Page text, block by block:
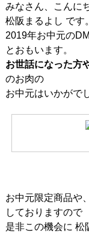
みなさん、こんに
松阪まるよし です。
2019年お中元の
とおもいます。
お世話になった方
のお肉の
お中元はいかがで
お中元限定商品や
しておりますので
是非この機会に 松